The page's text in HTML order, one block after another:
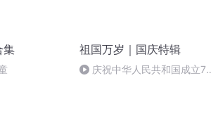
集 祖国万岁｜国庆特辑
庆祝中华人民共和国成立73